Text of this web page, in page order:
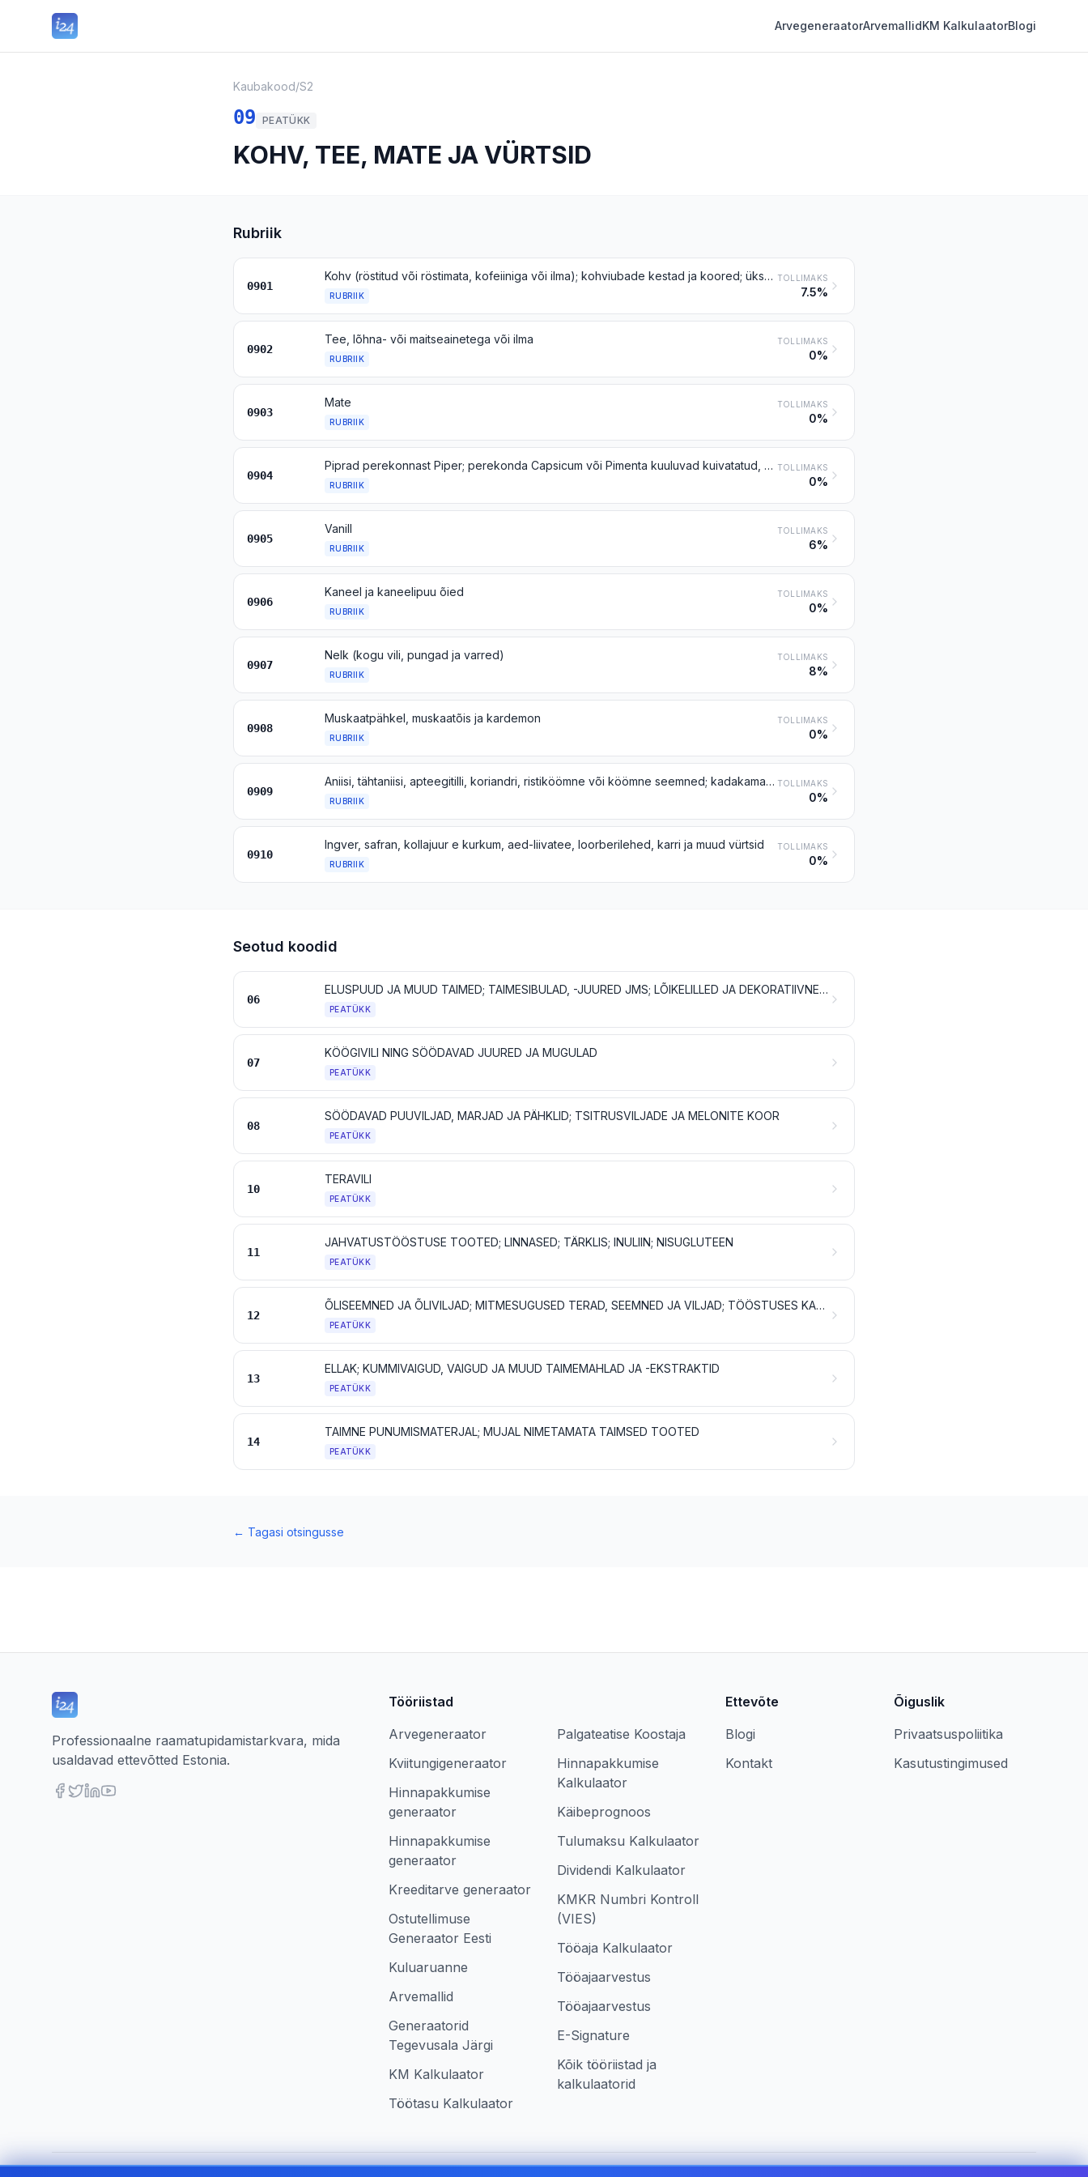
ArvegeneraatorArvemallidKM KalkulaatorBlogi
Kaubakood/S2
09 PEATÜKK
KOHV, TEE, MATE JA VÜRTSID
Rubriik
0901
Kohv (röstitud või röstimata, kofeiiniga või ilma); kohviubade kestad ja koored; ükskõik mis vahekorras kohvi sisaldavad kohviasendajad
RUBRIIK
TOLLIMAKS
7.5%
0902
Tee, lõhna- või maitseainetega või ilma
RUBRIIK
TOLLIMAKS
0%
0903
Mate
RUBRIIK
TOLLIMAKS
0%
0904
Piprad perekonnast Piper; perekonda Capsicum või Pimenta kuuluvad kuivatatud, purustatud või jahvatatud viljad
RUBRIIK
TOLLIMAKS
0%
0905
Vanill
RUBRIIK
TOLLIMAKS
6%
0906
Kaneel ja kaneelipuu õied
RUBRIIK
TOLLIMAKS
0%
0907
Nelk (kogu vili, pungad ja varred)
RUBRIIK
TOLLIMAKS
8%
0908
Muskaatpähkel, muskaatõis ja kardemon
RUBRIIK
TOLLIMAKS
0%
0909
Aniisi, tähtaniisi, apteegitilli, koriandri, ristiköömne või köömne seemned; kadakamarjad
RUBRIIK
TOLLIMAKS
0%
0910
Ingver, safran, kollajuur e kurkum, aed-liivatee, loorberilehed, karri ja muud vürtsid
RUBRIIK
TOLLIMAKS
0%
Seotud koodid
06
ELUSPUUD JA MUUD TAIMED; TAIMESIBULAD, -JUURED JMS; LÕIKELILLED JA DEKORATIIVNE TAIMMATERJAL
PEATÜKK
07
KÖÖGIVILI NING SÖÖDAVAD JUURED JA MUGULAD
PEATÜKK
08
SÖÖDAVAD PUUVILJAD, MARJAD JA PÄHKLID; TSITRUSVILJADE JA MELONITE KOOR
PEATÜKK
10
TERAVILI
PEATÜKK
11
JAHVATUSTÖÖSTUSE TOOTED; LINNASED; TÄRKLIS; INULIIN; NISUGLUTEEN
PEATÜKK
12
ÕLISEEMNED JA ÕLIVILJAD; MITMESUGUSED TERAD, SEEMNED JA VILJAD; TÖÖSTUSES KASUTATAVAD TAIMED JA RAVIMTAIMED; ÕLED JA SÖÖT
PEATÜKK
13
ELLAK; KUMMIVAIGUD, VAIGUD JA MUUD TAIMEMAHLAD JA -EKSTRAKTID
PEATÜKK
14
TAIMNE PUNUMISMATERJAL; MUJAL NIMETAMATA TAIMSED TOOTED
PEATÜKK
← Tagasi otsingusse
Professionaalne raamatupidamistarkvara, mida
usaldavad ettevõtted Estonia.
Tööriistad
Arvegeneraator
Kviitungigeneraator
Hinnapakkumise
generaator
Hinnapakkumise
generaator
Kreeditarve generaator
Ostutellimuse
Generaator Eesti
Kuluaruanne
Arvemallid
Generaatorid
Tegevusala Järgi
KM Kalkulaator
Töötasu Kalkulaator
Palgateatise Koostaja
Hinnapakkumise
Kalkulaator
Käibeprognoos
Tulumaksu Kalkulaator
Dividendi Kalkulaator
KMKR Numbri Kontroll
(VIES)
Tööaja Kalkulaator
Tööajaarvestus
Tööajaarvestus
E-Signature
Kõik tööriistad ja
kalkulaatorid
Ettevõte
Blogi
Kontakt
Õiguslik
Privaatsuspoliitika
Kasutustingimused